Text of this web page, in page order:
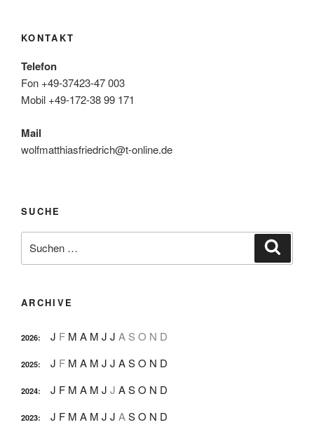
KONTAKT
Telefon
Fon +49-37423-47 003
Mobil +49-172-38 99 171
Mail
wolfmatthiasfriedrich@t-online.de
SUCHE
nach:
ARCHIVE
2026: J F M A M J J A S O N D
2025: J F M A M J J ASO N D
2024: J F M A M J J ASO N D
2023: J F M A M J J ASO N D